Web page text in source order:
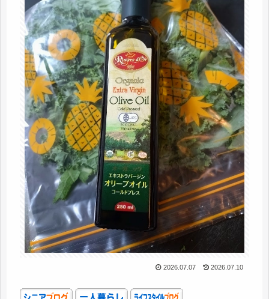
2026.07.07 2026.07.10